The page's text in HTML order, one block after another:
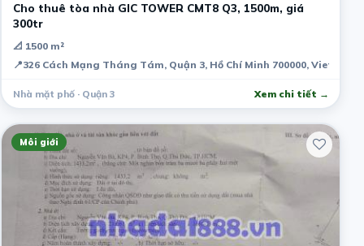
Cho thuê tòa nhà GIC TOWER CMT8 Q3, 1500m, giá
300tr
📐 1500 m²
📍326 Cách Mạng Tháng Tám, Quận 3, Hồ Chí Minh 700000, Vietnam
Nhà mặt phố · Quận 3 Xem chi tiết →
Môi giới